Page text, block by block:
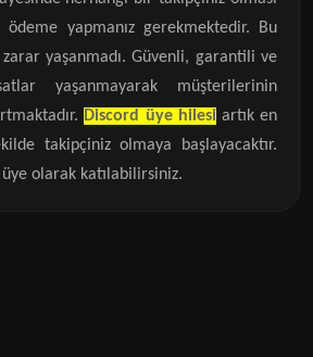
ödeme yapmanız gerekmektedir. Bu
yaşanmadı. Güvenli, garantili ve
yaşanmayarak müşterilerinin
Discord üye hilesi artık en
takipçiniz olmaya başlayacaktır.
olarak katılabilirsiniz.